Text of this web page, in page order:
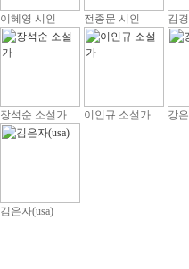
이혜영 시인 전종문 시인 김
장석순 소설가 이인규 소설가 강
김은자(usa)